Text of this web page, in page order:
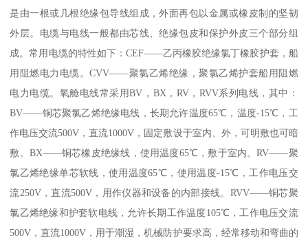
是由一根或几根绝缘包导线组成，外面再包以金属或橡皮制的坚韧
外层。电缆与电线一般都由芯线、绝缘包皮和保护外皮三个部分组
成。常用电缆的特性如下：CEF——乙丙橡胶绝缘氯丁橡胶护套，船
用阻燃电力电缆。CVV——聚氯乙烯绝缘，聚氯乙烯护套船用阻燃
电力电缆。氧舱电线常采用BV，BX，RV，RVV系列电线，其中：
BV——铜芯聚氯乙烯绝缘电线，长期允许温度65℃，温度-15℃，工
作电压交流500V，直流1000V，固定敷设于室内、外，可明敷也可暗
敷。BX——铜芯橡皮绝缘线，使用温度65℃，敷于室内。RV——聚
氯乙烯绝缘单芯软线，使用温度65℃，使用温度-15℃，工作电压交
流250V，直流500V，用作仪器和设备的内部接线。RVV——铜芯聚
氯乙烯绝缘和护套软电线，允许长期工作温度105℃，工作电压交流
500V，直流1000V，用于潮湿，机械防护要求高，经常移动和弯曲的